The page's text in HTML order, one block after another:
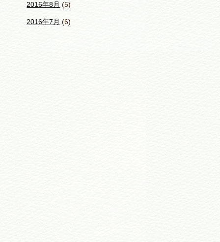
2016年8月 (5)
2016年7月 (6)